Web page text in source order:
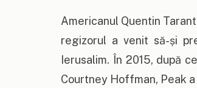
Americanul Quentin
regizorul a venit să-și
Ierusalim. În 2015, după
Courtney Hoffman, Peak